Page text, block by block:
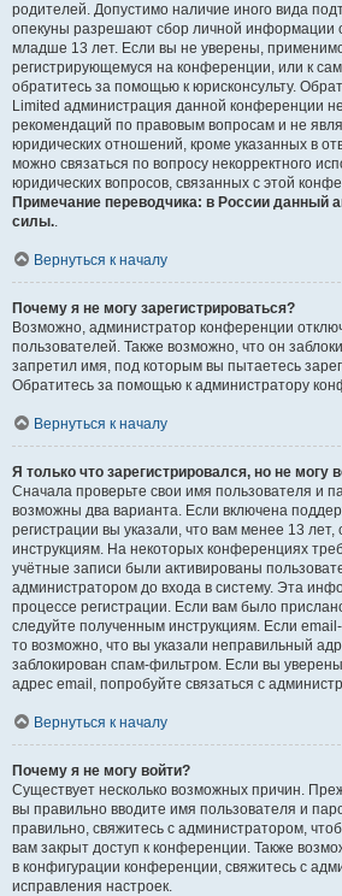
родителей. Допустимо наличие иного вида
опекуны разрешают сбор личной информации
младше 13 лет. Если вы не уверены, применимо
регистрирующемуся на конференции, или к
обратитесь за помощью к юрисконсульту.
Limited администрация данной конференции
рекомендаций по правовым вопросам и не
юридических отношений, кроме указанных в
можно связаться по вопросу некорректного
юридических вопросов, связанных с этой
Примечание переводчика: в России данный
силы..
Вернуться к началу
Почему я не могу зарегистрироваться?
Возможно, администратор конференции
пользователей. Также возможно, что он
запретил имя, под которым вы пытаетесь
Обратитесь за помощью к администратору
Вернуться к началу
Я только что зарегистрировался, но не могу
Сначала проверьте свои имя пользователя и
возможны два варианта. Если включена
регистрации вы указали, что вам менее 13
инструкциям. На некоторых конференциях
учётные записи были активированы
администратором до входа в систему. Эта
процессе регистрации. Если вам было
следуйте полученным инструкциям. Если
то возможно, что вы указали неправильный
заблокирован спам-фильтром. Если вы
адрес email, попробуйте связаться с
Вернуться к началу
Почему я не могу войти?
Существует несколько возможных причин.
вы правильно вводите имя пользователя и
правильно, свяжитесь с администратором,
вам закрыт доступ к конференции. Также
в конфигурации конференции, свяжитесь с
исправления настроек.